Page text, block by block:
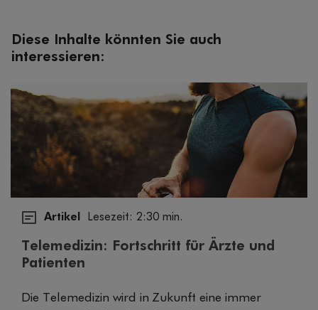
Diese Inhalte könnten Sie auch
interessieren:
Artikel Lesezeit: 2:30 min.
Telemedizin: Fortschritt für Ärzte und
Patienten
Die Telemedizin wird in Zukunft eine immer